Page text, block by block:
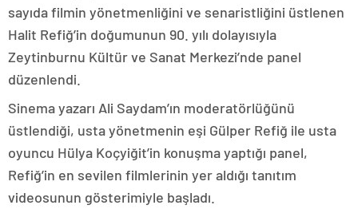
sayıda filmin yönetmenliğini ve senaristliğini üstlenen
Halit Refiğ’in doğumunun 90. yılı dolayısıyla
Zeytinburnu Kültür ve Sanat Merkezi’nde panel
düzenlendi.
Sinema yazarı Ali Saydam’ın moderatörlüğünü
üstlendiği, usta yönetmenin eşi Gülper Refiğ ile usta
oyuncu Hülya Koçyiğit’in konuşma yaptığı panel,
Refiğ’in en sevilen filmlerinin yer aldığı tanıtım
videosunun gösterimiyle başladı.